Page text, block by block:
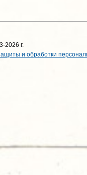
2026 г.
и обработки